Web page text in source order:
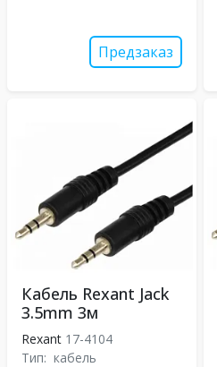
Предзаказ
Кабель Rexant Jack
3.5mm 3м
Rexant 17-4104
Тип: кабель